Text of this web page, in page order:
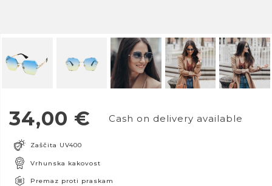
34,00 € Cash on delivery available
Zaščita UV400
Vrhunska kakovost
Premaz proti praskam